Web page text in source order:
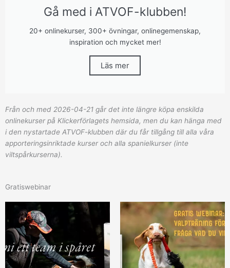
Gå med i ATVOF-klubben!
20+ onlinekurser, 300+ övningar, onlinegemenskap,
inspiration och mycket mer!
Läs mer
Från och med 2026-04-21 går det inte längre köpa enskilda
onlinekurser på Klickerförlagets hemsida, men du kan hänga med
i den nystartade ATVOF-klubben där du får tillgång till alla våra
apporteringsinriktade kurser och alla spanielkurser (inte
viltspårkurserna).
Gratiswebinar